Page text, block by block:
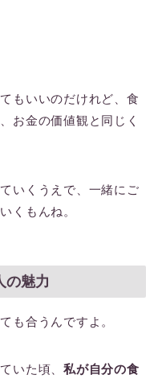
もいいのだけれど、食
お金の価値観と同じく
いくうえで、一緒にご
くもんね。
の魅力
も合うんですよ。
いた頃、私が自分の食